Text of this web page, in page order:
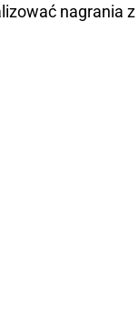
nagrania